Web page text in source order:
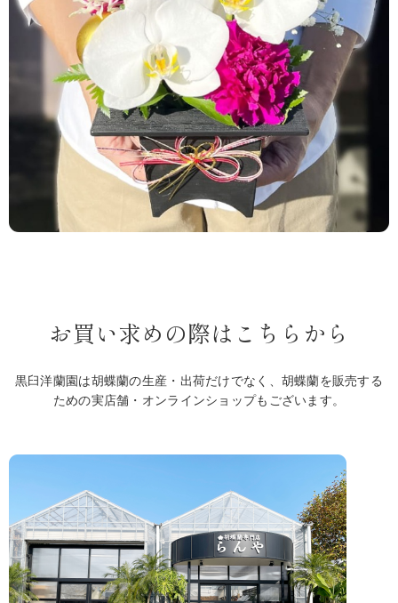
お買い求めの際はこちらから
黒臼洋蘭園は胡蝶蘭の生産・出荷だけでなく、胡蝶蘭を販売する
ための実店舗・オンラインショップもございます。